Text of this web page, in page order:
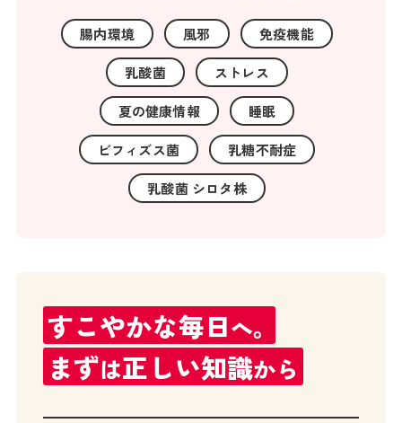
腸内環境 風邪 免疫機能
乳酸菌 ストレス
夏の健康情報 睡眠
ビフィズス菌 乳糖不耐症
乳酸菌 シロタ株
すこやかな毎日へ。
まずは正しい知識から